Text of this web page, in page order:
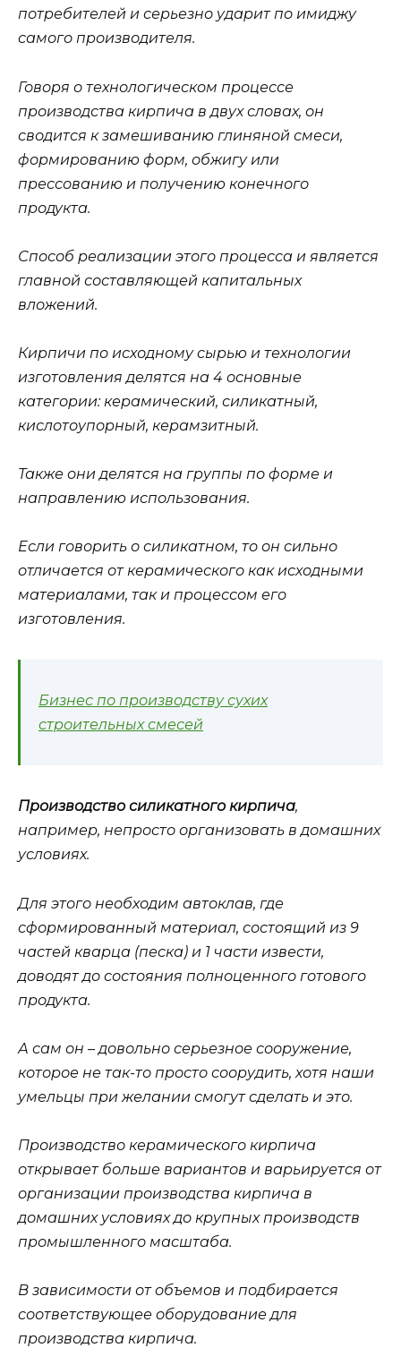
потребителей и серьезно ударит по имиджу
самого производителя.
Говоря о технологическом процессе
производства кирпича в двух словах, он
сводится к замешиванию глиняной смеси,
формированию форм, обжигу или
прессованию и получению конечного
продукта.
Способ реализации этого процесса и является
главной составляющей капитальных
вложений.
Кирпичи по исходному сырью и технологии
изготовления делятся на 4 основные
категории: керамический, силикатный,
кислотоупорный, керамзитный.
Также они делятся на группы по форме и
направлению использования.
Если говорить о силикатном, то он сильно
отличается от керамического как исходными
материалами, так и процессом его
изготовления.
Бизнес по производству сухих
строительных смесей
Производство силикатного кирпича,
например, непросто организовать в домашних
условиях.
Для этого необходим автоклав, где
сформированный материал, состоящий из 9
частей кварца (песка) и 1 части извести,
доводят до состояния полноценного готового
продукта.
А сам он – довольно серьезное сооружение,
которое не так-то просто соорудить, хотя наши
умельцы при желании смогут сделать и это.
Производство керамического кирпича
открывает больше вариантов и варьируется от
организации производства кирпича в
домашних условиях до крупных производств
промышленного масштаба.
В зависимости от объемов и подбирается
соответствующее оборудование для
производства кирпича.